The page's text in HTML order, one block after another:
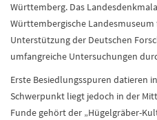
Württemberg. Das
Württembergische
Unterstützung der Deutschen
umfangreiche Untersuchungen
Erste Besiedlungsspuren datieren
Schwerpunkt liegt jedoch in der
Funde gehört der „Hügelgräber-